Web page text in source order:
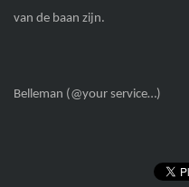
van de baan zijn.
Belleman (@your service…)